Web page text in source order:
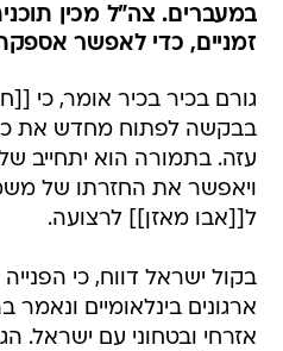
במעברים. צה"ל מכין
זמניים, כדי לאפשר
גורם בכיר בכיר אומר, כי
בבקשה לפתוח מחדש את
עזה. בתמורה הוא יתחייב
ויאפשר את החזרתו של
ל[[אבו מאזן]] לרצועה.
בקול ישראל דווח, כי
ארגונים בינלאומיים
אזרחי ובטחוני עם ישראל.